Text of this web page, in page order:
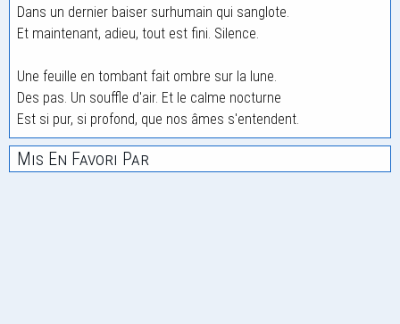
Dans un dernier baiser surhumain qui sanglote.
Et maintenant, adieu, tout est fini. Silence.
Une feuille en tombant fait ombre sur la lune.
Des pas. Un souffle d'air. Et le calme nocturne
Est si pur, si profond, que nos âmes s'entendent.
Mis En Favori Par